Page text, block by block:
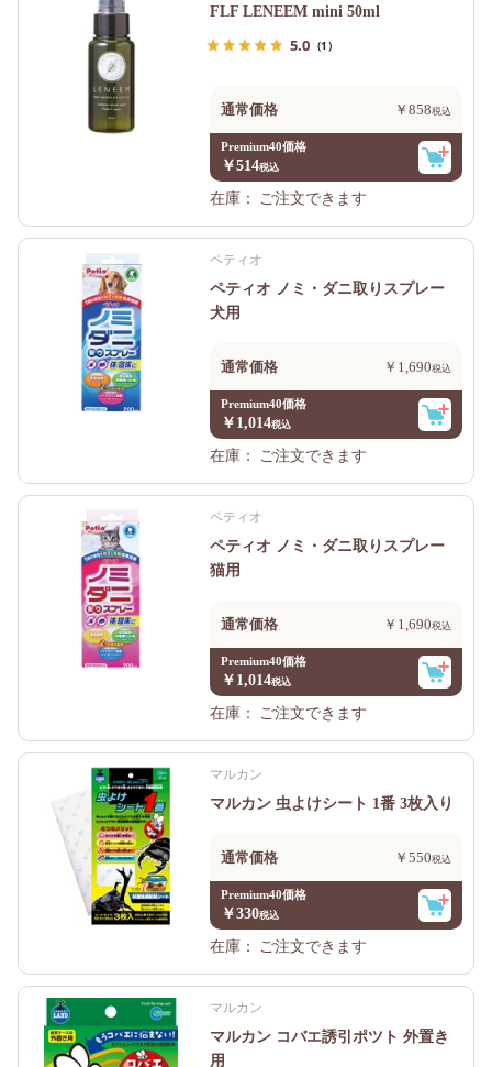
FLF LENEEM mini 50ml
5.0 （1）
通常価格 ￥858
Premium40価格
￥514
在庫：
ご注文できます
ペティオ
ペティオ ノミ・ダニ取りスプレー
犬用
通常価格 ￥1,690
Premium40価格
￥1,014
在庫：
ご注文できます
ペティオ
ペティオ ノミ・ダニ取りスプレー
猫用
通常価格 ￥1,690
Premium40価格
￥1,014
在庫：
ご注文できます
マルカン
マルカン 虫よけシート 1番 3枚入り
通常価格 ￥550
Premium40価格
￥330
在庫：
ご注文できます
マルカン
マルカン コバエ誘引ポツト 外置き
用